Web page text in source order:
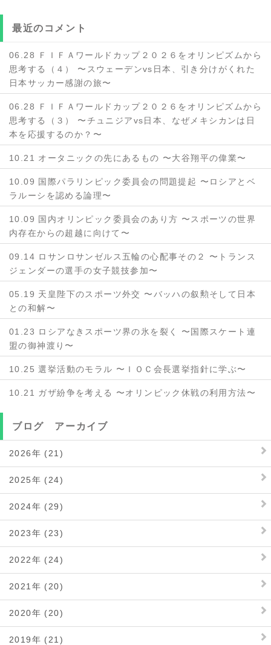
最近のコメント
06.28 ＦＩＦＡワールドカップ２０２６をオリンピズムから
思考する（４） 〜スウェーデンvs日本、引き分けがくれた
日本サッカー感謝の旅〜
06.28 ＦＩＦＡワールドカップ２０２６をオリンピズムから
思考する（３） 〜チュニジアvs日本、なぜメキシカンは日
本を応援するのか？〜
10.21 オータニックの先にあるもの 〜大谷翔平の偉業〜
10.09 国際パラリンピック委員会の問題提起 〜ロシアとベ
ラルーシを認める論理〜
10.09 国内オリンピック委員会のあり方 〜スポーツの世界
内存在からの超越に向けて〜
09.14 ロサンロサンゼルス五輪の心配事その２ 〜トランス
ジェンダーの選手の女子競技参加〜
05.19 天皇陛下のスポーツ外交 〜バッハの叙勲そして日本
との和解〜
01.23 ロシアなきスポーツ界の氷を裂く 〜国際スケート連
盟の御神渡り〜
10.25 選挙活動のモラル 〜ＩＯＣ会長選挙指針に学ぶ〜
10.21 ガザ紛争を考える 〜オリンピック休戦の利用方法〜
ブログ アーカイブ
2026年 (21)
2025年 (24)
2024年 (29)
2023年 (23)
2022年 (24)
2021年 (20)
2020年 (20)
2019年 (21)